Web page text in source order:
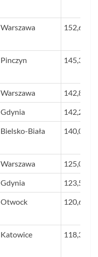
Warszawa 152,6
Pinczyn 145,3
Warszawa 142,8
Gdynia 142,2
Bielsko-Biała 140,0
Warszawa 125,0
Gdynia 123,5
Otwock 120,6
Katowice 118,3